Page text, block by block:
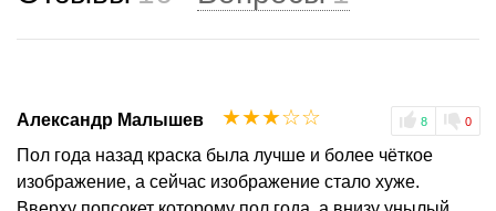
Александр Малышев 8 0
☆
☆
☆
☆
☆
Пол года назад краска была лучше и более чёткое
изображение, а сейчас изображение стало хуже.